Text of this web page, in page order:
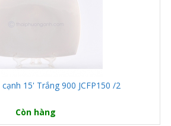
15' Trắng 900 JCFP150 /2
Còn hàng